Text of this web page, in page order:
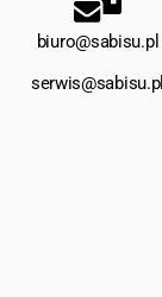
biuro@sabisu.pl
serwis@sabisu.pl